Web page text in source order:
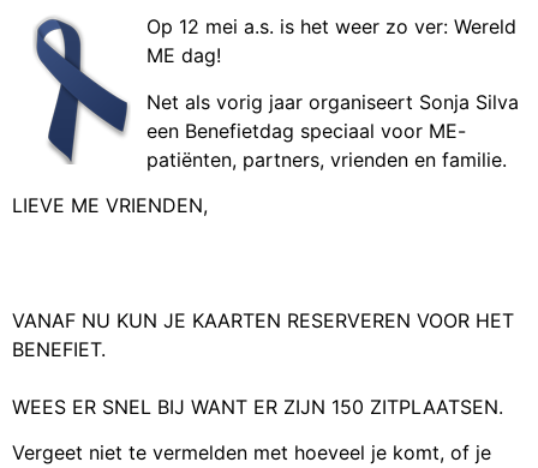
Op 12 mei a.s. is het weer zo ver: Wereld
ME dag!
Net als vorig jaar organiseert Sonja Silva
een Benefietdag speciaal voor ME-
patiënten, partners, vrienden en familie.
LIEVE ME VRIENDEN,
VANAF NU KUN JE KAARTEN RESERVEREN VOOR HET
BENEFIET.
WEES ER SNEL BIJ WANT ER ZIJN 150 ZITPLAATSEN.
Vergeet niet te vermelden met hoeveel je komt, of je